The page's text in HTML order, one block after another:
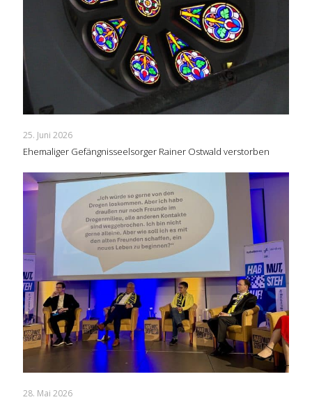
25. Juni 2026
Ehemaliger Gefängnisseelsorger Rainer Ostwald verstorben
28. Mai 2026